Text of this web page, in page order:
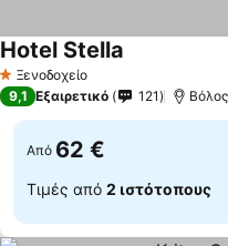
1 Αστέρια
Ξενοδοχείο
Hotel Stella
9,1 Εξαιρετικό 121 Βόλος
Από 62 €
Τιμές από 2 ιστότοπους